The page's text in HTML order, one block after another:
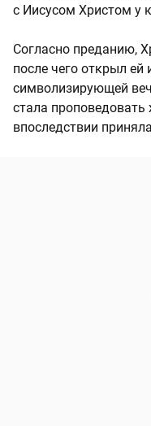
с Иисусом Христом у
Согласно преданию,
после чего открыл ей
символизирующей
стала проповедовать
впоследствии